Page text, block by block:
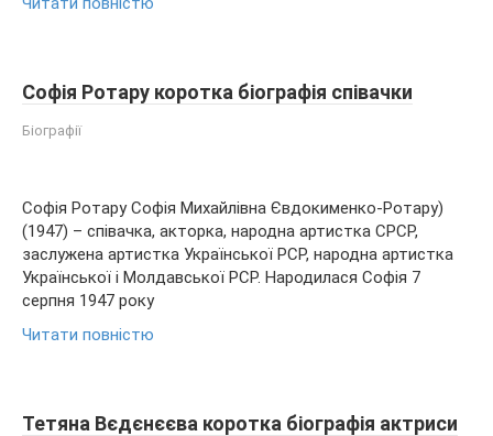
Софія Ротару коротка біографія співачки
Біографії
Софія Ротару Софія Михайлівна Євдокименко-Ротару)
(1947) – співачка, акторка, народна артистка СРСР,
заслужена артистка Української РСР, народна артистка
Української і Молдавської РСР. Народилася Софія 7
серпня 1947 року
Читати повністю
Тетяна Вєдєнєєва коротка біографія актриси